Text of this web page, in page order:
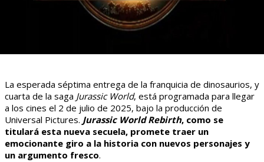
La esperada séptima entrega de la franquicia de dinosaurios, y
cuarta de la saga Jurassic World, está programada para llegar
a los cines el 2 de julio de 2025, bajo la producción de
Universal Pictures. Jurassic World Rebirth, como se
titulará esta nueva secuela, promete traer un
emocionante giro a la historia con nuevos personajes y
un argumento fresco.